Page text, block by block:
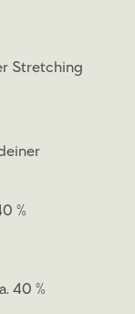
Stretching
%
40 %